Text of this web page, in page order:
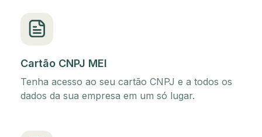
Cartão CNPJ MEI
Tenha acesso ao seu cartão CNPJ e a todos os
dados da sua empresa em um só lugar.